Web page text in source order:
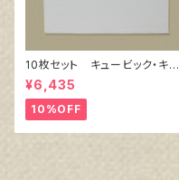
10枚セット キュービック・キャ
ンバス白（縦150㎜×横150㎜×
厚38㎜）
¥6,435
10%OFF